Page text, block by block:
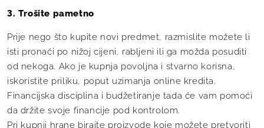
3. Trošite pametno
Prije nego što kupite novi predmet, razmislite možete li
isti pronaći po nižoj cijeni, rabljeni ili ga možda posuditi
od nekoga. Ako je kupnja povoljna i stvarno korisna,
iskoristite priliku, poput uzimanja online kredita.
Financijska disciplina i budžetiranje tada će vam pomoći
da držite svoje financije pod kontrolom.
Pri kupnji hrane birajte proizvode koje možete pretvoriti